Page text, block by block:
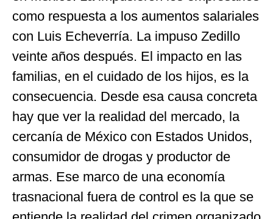
como respuesta a los aumentos salariales
con Luis Echeverría. La impuso Zedillo
veinte años después. El impacto en las
familias, en el cuidado de los hijos, es la
consecuencia. Desde esa causa concreta
hay que ver la realidad del mercado, la
cercanía de México con Estados Unidos,
consumidor de drogas y productor de
armas. Ese marco de una economía
trasnacional fuera de control es la que se